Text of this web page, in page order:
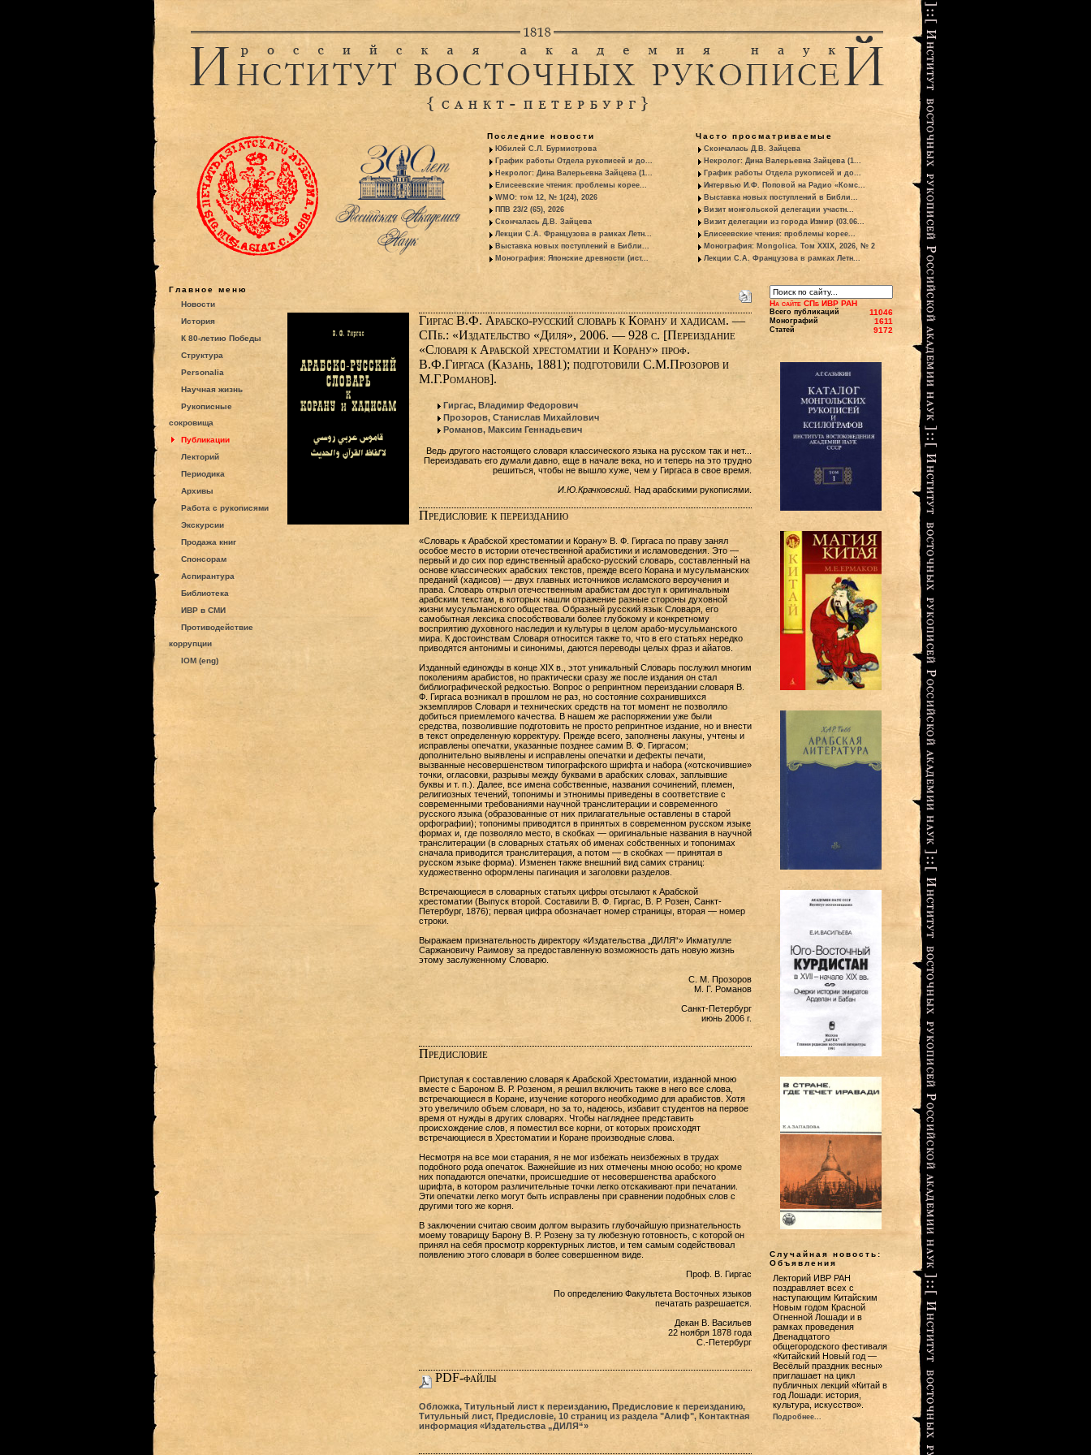
Последние новости
Юбилей С.Л. Бурмистрова
График работы Отдела рукописей и до...
Некролог: Дина Валерьевна Зайцева (1...
Елисеевские чтения: проблемы корее...
WMO: том 12, № 1(24), 2026
ППВ 23/2 (65), 2026
Скончалась Д.В. Зайцева
Лекции С.А. Французова в рамках Летн...
Выставка новых поступлений в Библи...
Монография: Японские древности (ист...
Часто просматриваемые
Скончалась Д.В. Зайцева
Некролог: Дина Валерьевна Зайцева (1...
График работы Отдела рукописей и до...
Интервью И.Ф. Поповой на Радио «Комс...
Выставка новых поступлений в Библи...
Визит монгольской делегации участн...
Визит делегации из города Измир (03.06...
Елисеевские чтения: проблемы корее...
Монография: Mongolica. Том XXIX, 2026, № 2
Лекции С.А. Французова в рамках Летн...
Главное меню
Новости
История
К 80-летию Победы
Структура
Personalia
Научная жизнь
Рукописные
сокровища
Публикации
Лекторий
Периодика
Архивы
Работа с рукописями
Экскурсии
Продажа книг
Спонсорам
Аспирантура
Библиотека
ИВР в СМИ
Противодействие
коррупции
IOM (eng)
Гиргас В.Ф. Арабско-русский словарь к Корану и хадисам. —
СПб.: «Издательство «Диля», 2006. — 928 с. [Переиздание
«Словаря к Арабской хрестоматии и Корану» проф.
В.Ф.Гиргаса (Казань, 1881); подготовили С.М.Прозоров и
М.Г.Романов].
Гиргас, Владимир Федорович
Прозоров, Станислав Михайлович
Романов, Максим Геннадьевич
Ведь другого настоящего словаря классического языка на русском так и нет...
Переиздавать его думали давно, еще в начале века, но и теперь на это трудно
решиться, чтобы не вышло хуже, чем у Гиргаса в свое время.
И.Ю.Крачковский. Над арабскими рукописями.
Предисловие к переизданию
«Словарь к Арабской хрестоматии и Корану» В. Ф. Гиргаса по праву занял
особое место в истории отечественной арабистики и исламоведения. Это —
первый и до сих пор единственный арабско-русский словарь, составленный на
основе классических арабских текстов, прежде всего Корана и мусульманских
преданий (хадисов) — двух главных источников исламского вероучения и
права. Словарь открыл отечественным арабистам доступ к оригинальным
арабским текстам, в которых нашли отражение разные стороны духовной
жизни мусульманского общества. Образный русский язык Словаря, его
самобытная лексика способствовали более глубокому и конкретному
восприятию духовного наследия и культуры в целом арабо-мусульманского
мира. К достоинствам Словаря относится также то, что в его статьях нередко
приводятся антонимы и синонимы, даются переводы целых фраз и айатов.
Изданный единожды в конце XIX в., этот уникальный Словарь послужил многим
поколениям арабистов, но практически сразу же после издания он стал
библиографической редкостью. Вопрос о репринтном переиздании словаря В.
Ф. Гиргаса возникал в прошлом не раз, но состояние сохранившихся
экземпляров Словаря и технических средств на тот момент не позволяло
добиться приемлемого качества. В нашем же распоряжении уже были
средства, позволившие подготовить не просто репринтное издание, но и внести
в текст определенную корректуру. Прежде всего, заполнены лакуны, учтены и
исправлены опечатки, указанные позднее самим В. Ф. Гиргасом;
дополнительно выявлены и исправлены опечатки и дефекты печати,
вызванные несовершенством типографского шрифта и набора («отскочившие»
точки, огласовки, разрывы между буквами в арабских словах, заплывшие
буквы и т. п.). Далее, все имена собственные, названия сочинений, племен,
религиозных течений, топонимы и этнонимы приведены в соответствие с
современными требованиями научной транслитерации и современного
русского языка (образованные от них прилагательные оставлены в старой
орфографии); топонимы приводятся в принятых в современном русском языке
формах и, где позволяло место, в скобках — оригинальные названия в научной
транслитерации (в словарных статьях об именах собственных и топонимах
сначала приводится транслитерация, а потом — в скобках — принятая в
русском языке форма). Изменен также внешний вид самих страниц:
художественно оформлены пагинация и заголовки разделов.
Встречающиеся в словарных статьях цифры отсылают к Арабской
хрестоматии (Выпуск второй. Составили В. Ф. Гиргас, В. Р. Розен, Санкт-
Петербург, 1876); первая цифра обозначает номер страницы, вторая — номер
строки.
Выражаем признательность директору «Издательства „ДИЛЯ“» Икматулле
Саржановичу Раимову за предоставленную возможность дать новую жизнь
этому заслуженному Словарю.
С. М. Прозоров
М. Г. Романов
Санкт-Петербург
июнь 2006 г.
Предисловие
Приступая к составлению словаря к Арабской Хрестоматии, изданной мною
вместе с Бароном В. Р. Розеном, я решил включить также в него все слова,
встречающиеся в Коране, изучение которого необходимо для арабистов. Хотя
это увеличило объем словаря, но за то, надеюсь, избавит студентов на первое
время от нужды в других словарях. Чтобы нагляднее представить
происхождение слов, я поместил все корни, от которых происходят
встречающиеся в Хрестоматии и Коране производные слова.
Несмотря на все мои старания, я не мог избежать неизбежных в трудах
подобного рода опечаток. Важнейшие из них отмечены мною особо; но кроме
них попадаются опечатки, происшедшие от несовершенства арабского
шрифта, в котором различительные точки легко отскакивают при печатании.
Эти опечатки легко могут быть исправлены при сравнении подобных слов с
другими того же корня.
В заключении считаю своим долгом выразить глубочайшую признательность
моему товарищу Барону В. Р. Розену за ту любезную готовность, с которой он
принял на себя просмотр корректурных листов, и тем самым содействовал
появлению этого словаря в более совершенном виде.
Проф. В. Гиргас
По определению Факультета Восточных языков
печатать разрешается.
Декан В. Васильев
22 ноября 1878 года
С.-Петербург
PDF-файлы
Обложка, Титульный лист к переизданию, Предисловие к переизданию,
Титульный лист, Предисловiе, 10 страниц из раздела "Алиф", Контактная
информация «Издательства „ДИЛЯ“»
На сайте СПб ИВР РАН
Всего публикаций 11046
Монографий 1611
Статей 9172
Случайная новость:
Объявления
Лекторий ИВР РАН
поздравляет всех с
наступающим Китайским
Новым годом Красной
Огненной Лошади и в
рамках проведения
Двенадцатого
общегородского фестиваля
«Китайский Новый год —
Весёлый праздник весны»
приглашает на цикл
публичных лекций «Китай в
год Лошади: история,
культура, искусство».
Подробнее...